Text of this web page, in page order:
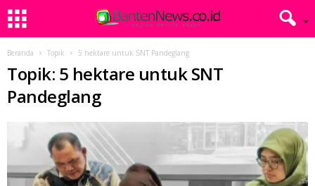
Beranda Topik 5 hektare untuk SNT Pandeglang
Topik: 5 hektare untuk SNT
Pandeglang